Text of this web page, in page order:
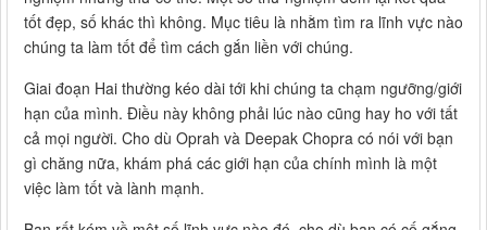
tốt đẹp, số khác thì không. Mục tiêu là nhằm tìm ra lĩnh vực nào
chúng ta làm tốt để tìm cách gắn liền với chúng.
Giai đoạn Hai thường kéo dài tới khi chúng ta chạm ngưỡng/giới
hạn của mình. Điều này không phải lúc nào cũng hay ho với tất
cả mọi người. Cho dù Oprah và Deepak Chopra có nói với bạn
gì chăng nữa, khám phá các giới hạn của chính mình là một
việc làm tốt và lành mạnh.